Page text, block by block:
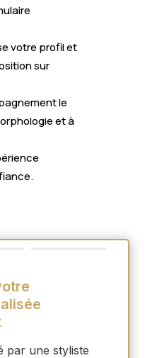
votre profil et
sur
le
et à